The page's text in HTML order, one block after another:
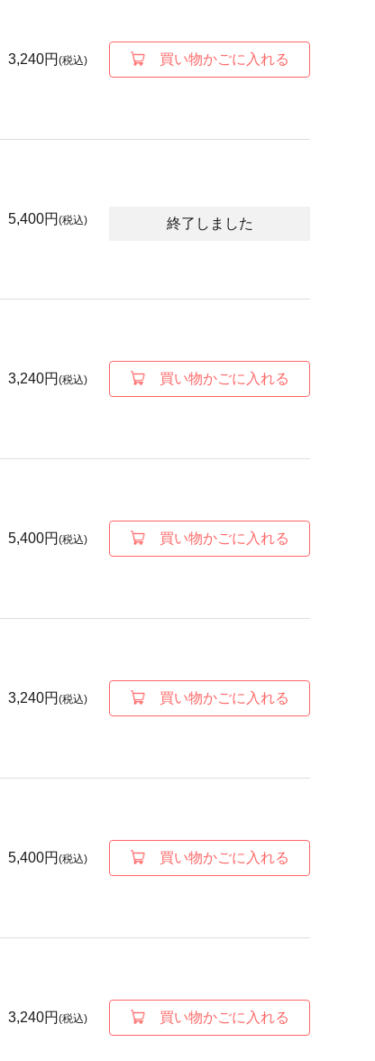
3,240円 (税込) 買い物かごに入れる
5,400円 (税込) 終了しました
3,240円 (税込) 買い物かごに入れる
5,400円 (税込) 買い物かごに入れる
3,240円 (税込) 買い物かごに入れる
5,400円 (税込) 買い物かごに入れる
3,240円 (税込) 買い物かごに入れる